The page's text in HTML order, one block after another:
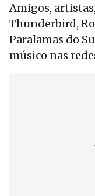
Amigos,
Thunderbird,
Paralamas do
músico nas